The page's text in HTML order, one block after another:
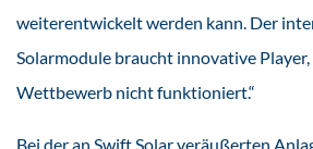
weiterentwickelt werden kann. Der
Solarmodule braucht innovative
Wettbewerb nicht funktioniert.“
Bei der an Swift Solar veräußerten